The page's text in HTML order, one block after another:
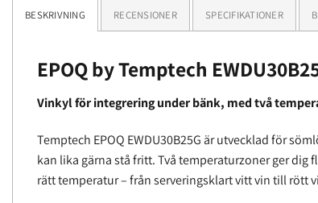
BESKRIVNING RECENSIONER SPECIFIKATIONER
EPOQ by Temptech
Vinkyl för integrering under bänk, med två
Temptech EPOQ EWDU30B25G är utvecklad för
kan lika gärna stå fritt. Två temperaturzoner ger
rätt temperatur – från serveringsklart vitt vin till rött